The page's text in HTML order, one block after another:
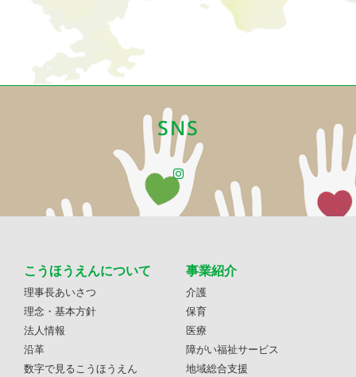
SNS
こうほうえんについて
理事長あいさつ
理念・基本方針
法人情報
沿革
数字で見るこうほうえん
事業紹介
介護
保育
医療
障がい福祉サービス
地域総合支援